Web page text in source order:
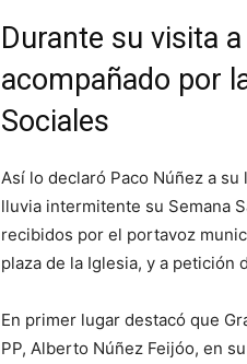
Durante su visita
acompañado por
Sociales
Así lo declaró Paco Núñez a
lluvia intermitente su Semana
recibidos por el portavoz
plaza de la Iglesia, y a petición
En primer lugar destacó que
PP, Alberto Núñez Feijóo, en